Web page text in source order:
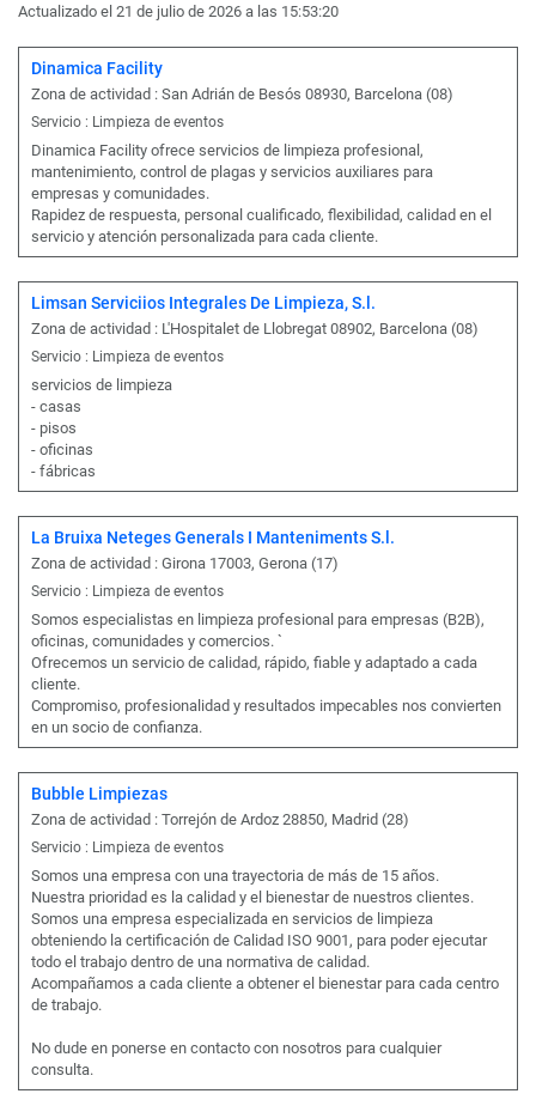
Actualizado el 21 de julio de 2026 a las 15:53:20
Dinamica Facility
Zona de actividad : San Adrián de Besós 08930, Barcelona (08)
Servicio : Limpieza de eventos
Dinamica Facility ofrece servicios de limpieza profesional,
mantenimiento, control de plagas y servicios auxiliares para
empresas y comunidades.
Rapidez de respuesta, personal cualificado, flexibilidad, calidad en el
servicio y atención personalizada para cada cliente.
Limsan Serviciios Integrales De Limpieza, S.l.
Zona de actividad : L'Hospitalet de Llobregat 08902, Barcelona (08)
Servicio : Limpieza de eventos
servicios de limpieza
- casas
- pisos
- oficinas
- fábricas
La Bruixa Neteges Generals I Manteniments S.l.
Zona de actividad : Girona 17003, Gerona (17)
Servicio : Limpieza de eventos
Somos especialistas en limpieza profesional para empresas (B2B),
oficinas, comunidades y comercios. `
Ofrecemos un servicio de calidad, rápido, fiable y adaptado a cada
cliente.
Compromiso, profesionalidad y resultados impecables nos convierten
en un socio de confianza.
Bubble Limpiezas
Zona de actividad : Torrejón de Ardoz 28850, Madrid (28)
Servicio : Limpieza de eventos
Somos una empresa con una trayectoria de más de 15 años.
Nuestra prioridad es la calidad y el bienestar de nuestros clientes.
Somos una empresa especializada en servicios de limpieza
obteniendo la certificación de Calidad ISO 9001, para poder ejecutar
todo el trabajo dentro de una normativa de calidad.
Acompañamos a cada cliente a obtener el bienestar para cada centro
de trabajo.
No dude en ponerse en contacto con nosotros para cualquier
consulta.